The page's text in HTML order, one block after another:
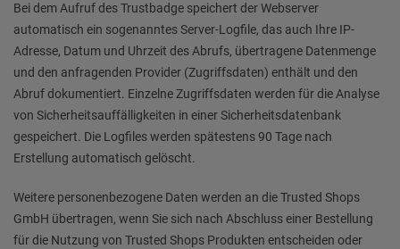
Bei dem Aufruf des Trustbadge speichert der Webserver
automatisch ein sogenanntes Server-Logfile, das auch Ihre IP-
Adresse, Datum und Uhrzeit des Abrufs, übertragene Datenmenge
und den anfragenden Provider (Zugriffsdaten) enthält und den
Abruf dokumentiert. Einzelne Zugriffsdaten werden für die Analyse
von Sicherheitsauffälligkeiten in einer Sicherheitsdatenbank
gespeichert. Die Logfiles werden spätestens 90 Tage nach
Erstellung automatisch gelöscht.
Weitere personenbezogene Daten werden an die Trusted Shops
GmbH übertragen, wenn Sie sich nach Abschluss einer Bestellung
für die Nutzung von Trusted Shops Produkten entscheiden oder